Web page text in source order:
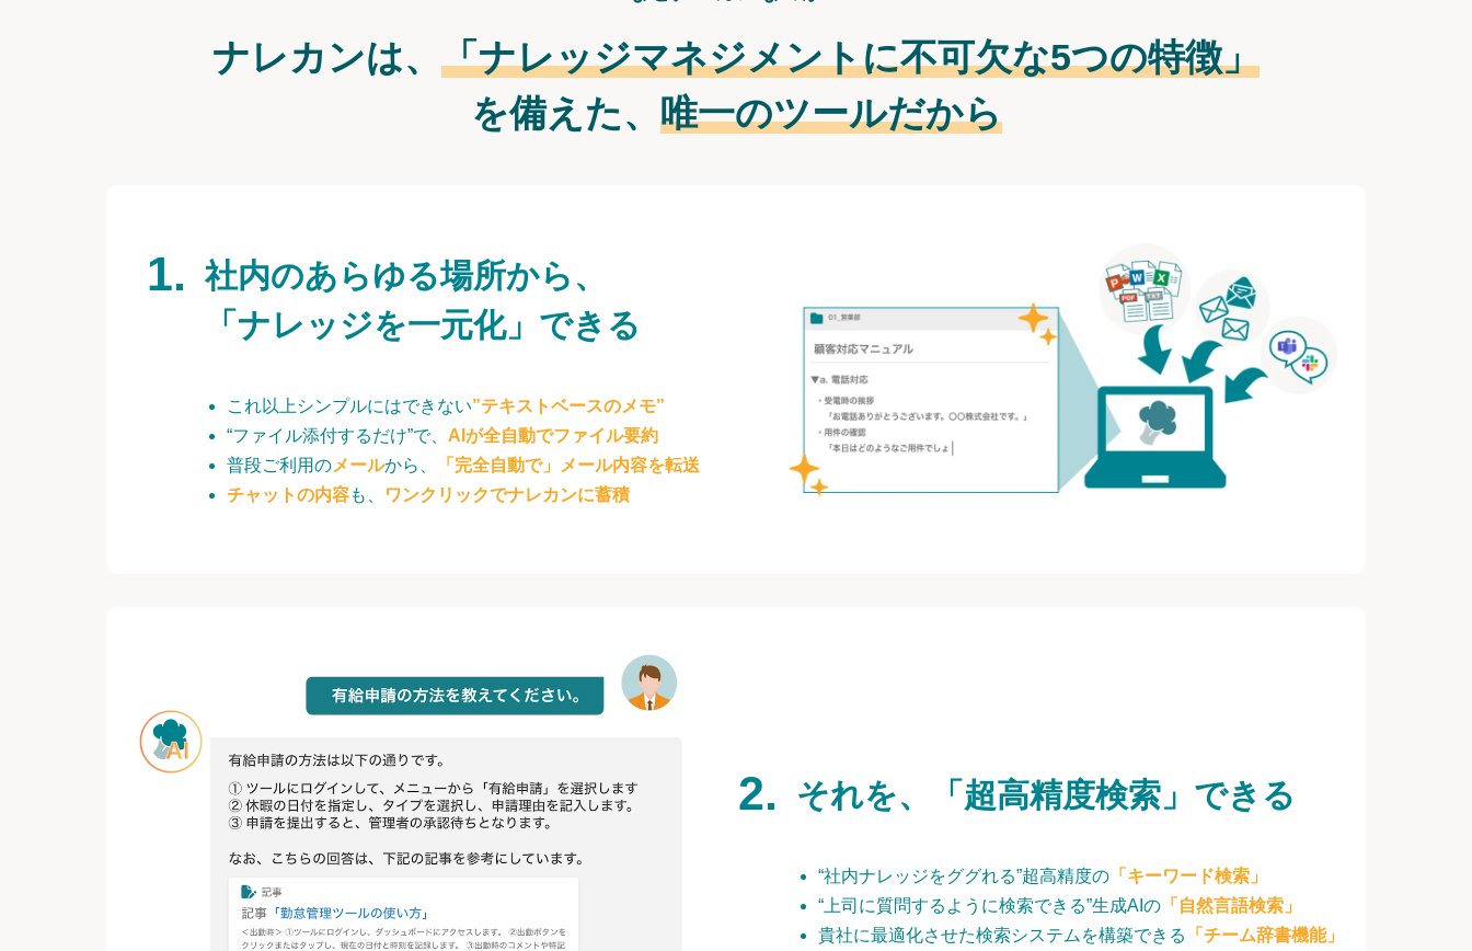
ナレカンは、 「ナレッジマネジメントに不可欠な5つの特徴」
を備えた、 唯一のツールだから
社内のあらゆる場所から、
「ナレッジを一元化」できる
これ以上シンプルにはできない”テキストベースのメモ”
“ファイル添付するだけ”で、 AIが全自動でファイル要約
普段ご利用のメールから、
「完全自動で」メール内容を転送
チャットの内容も、 ワンクリックでナレカンに蓄積
それを、「超高精度検索」できる
“社内ナレッジをググれる”超高精度の 「キーワード検索」
“上司に質問するように検索できる”生成AIの 「自然言語検索」
貴社に最適化させた検索システムを構築できる
「チーム辞書機能」